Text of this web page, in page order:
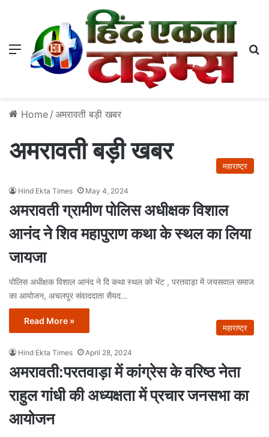
Menu
Home / अमरावती बड़ी खबर
अमरावती बड़ी खबर
महाराष्ट्र
Hind Ekta Times May 4, 2024
अमरावती ग्रामीण पोलिस अधीक्षक विशाल
आनंद ने शिव महापुराण कथा के स्थल का लिया
जायजा
पोलिस अधीक्षक विशाल आनंद ने दि कथा स्थल को भेंट , परतवाड़ा में जयसवाल समाज
का आयोजन, अचलपुर संवाददाता सैयद…
Read More »
महाराष्ट्र
Hind Ekta Times April 28, 2024
अमरावती:परतवाड़ा में कांग्रेस के वरिष्ठ नेता
राहुल गांधी की अध्यक्षता में प्रचार जनसभा का
आयोजन